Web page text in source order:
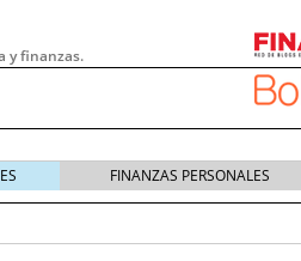
y finanzas.
FINANZAS PERSONALES